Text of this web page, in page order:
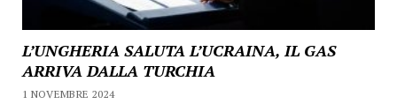
L’UNGHERIA SALUTA L’UCRAINA, IL GAS
ARRIVA DALLA TURCHIA
1 NOVEMBRE 2024